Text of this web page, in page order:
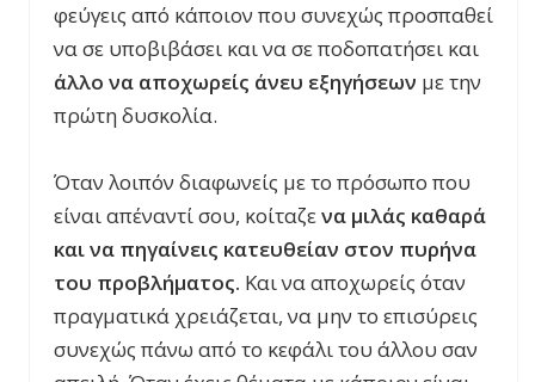
φεύγεις από κάποιον που συνεχώς προσπαθεί
να σε υποβιβάσει και να σε ποδοπατήσει και
άλλο να αποχωρείς άνευ εξηγήσεων με την
πρώτη δυσκολία.
Όταν λοιπόν διαφωνείς με το πρόσωπο που
είναι απέναντί σου, κοίταζενα μιλάς καθαρά
και να πηγαίνεις κατευθείαν στον πυρήνα
του προβλήματος. Και να αποχωρείς όταν
πραγματικά χρειάζεται, να μην το επισύρεις
συνεχώς πάνω από το κεφάλι του άλλου σαν